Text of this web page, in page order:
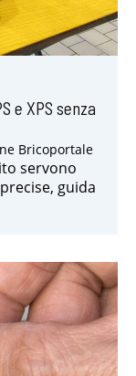
e XPS senza
Bricoportale
servono
guida